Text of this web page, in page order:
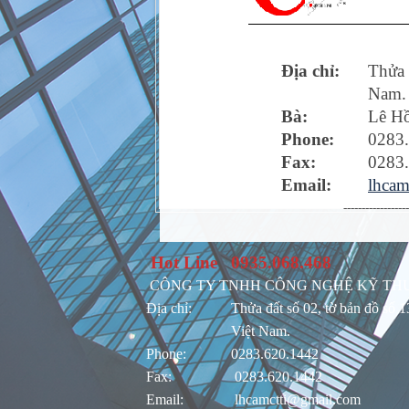
Địa chỉ:
Nam.
Bà:
Lê
Phone:
Fax:
Email:
Hot Line 0935.068.468
CÔNG TY TNHH CÔNG NGHỆ KỸ
Địa chỉ:
Thửa đất số 02, tờ bản đồ số
Việt Nam.
Phone:
0283.620.1442
Fax:
0283.620.1442
Email:
lhcamctti@gmail.com